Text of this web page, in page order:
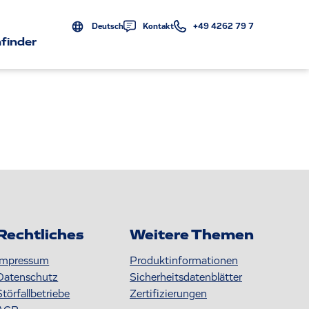
Deutsch Kontakt +49 4262 79 7
Weitere Themen
Produktinformationen
S icherheitsdatenblätter
Zertifizierungen